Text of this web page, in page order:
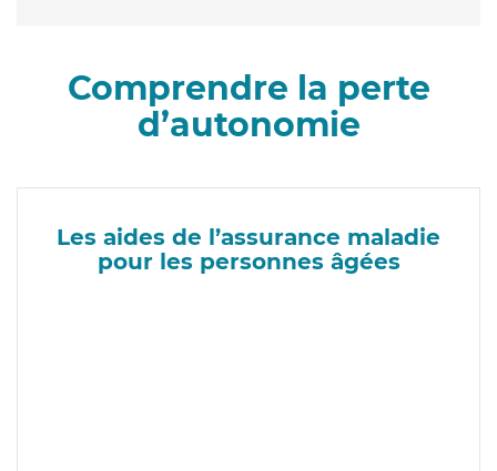
Comprendre la perte
d’autonomie
Les aides de l’assurance maladie
pour les personnes âgées